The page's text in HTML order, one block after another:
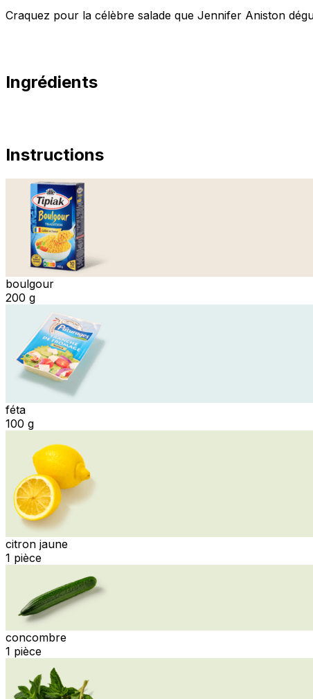
Craquez pour la célèbre salade que Jennifer Aniston
Ingrédients
Instructions
boulgour
200 g
féta
100 g
citron jaune
1 pièce
concombre
1 pièce